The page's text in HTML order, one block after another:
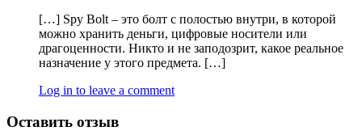
[…] Spy Bolt – это болт с полостью внутри, в которой
можно хранить деньги, цифровые носители или
драгоценности. Никто и не заподозрит, какое реальное
назначение у этого предмета. […]
Log in to leave a comment
Оставить отзыв